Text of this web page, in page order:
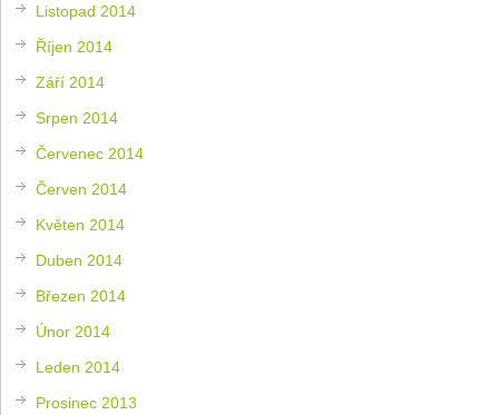
Listopad 2014
Říjen 2014
Září 2014
Srpen 2014
Červenec 2014
Červen 2014
Květen 2014
Duben 2014
Březen 2014
Únor 2014
Leden 2014
Prosinec 2013